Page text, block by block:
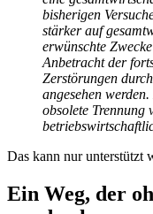
bisherigen
stärker auf
erwünschte
Anbetracht der
Zerstörungen
angesehen
obsolete Trennung
Das kann nur unterstützt
Ein Weg, der